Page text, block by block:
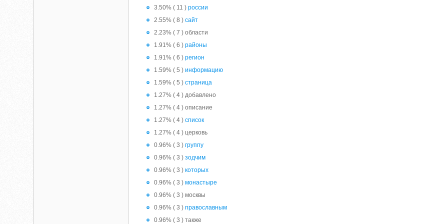
3.50% ( 11 )россии
2.55% ( 8 )сайт
2.23% ( 7 ) области
1.91% ( 6 )районы
1.91% ( 6 )регион
1.59% ( 5 )информацию
1.59% ( 5 )страница
1.27% ( 4 ) добавлено
1.27% ( 4 ) описание
1.27% ( 4 )список
1.27% ( 4 ) церковь
0.96% ( 3 )группу
0.96% ( 3 )зодчим
0.96% ( 3 )которых
0.96% ( 3 )монастыре
0.96% ( 3 ) москвы
0.96% ( 3 )православным
0.96% ( 3 ) также